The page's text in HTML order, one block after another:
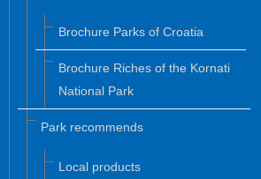
Brochure Parks of Croatia
Brochure Riches of the Kornati
National Park
Park recommends
Local products